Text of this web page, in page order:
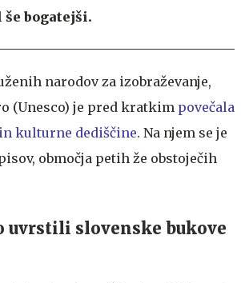
še bogatejši.
narodov za izobraževanje,
(Unesco) je pred kratkim povečala
kulturne dediščine. Na njem se je
območja petih že obstoječih
uvrstili slovenske bukove